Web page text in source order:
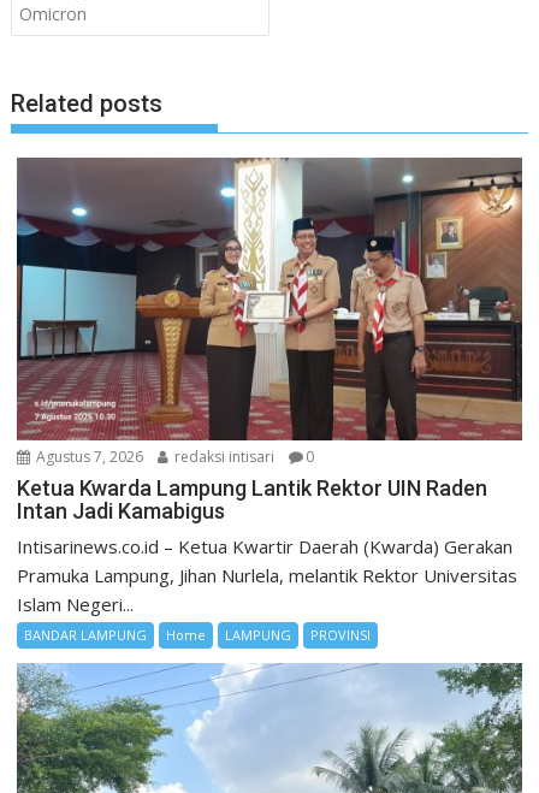
Omicron
Related posts
Agustus 7, 2026 redaksi intisari 0
Ketua Kwarda Lampung Lantik Rektor UIN Raden
Intan Jadi Kamabigus
Intisarinews.co.id – Ketua Kwartir Daerah (Kwarda) Gerakan
Pramuka Lampung, Jihan Nurlela, melantik Rektor Universitas
Islam Negeri...
BANDAR LAMPUNG Home LAMPUNG PROVINSI